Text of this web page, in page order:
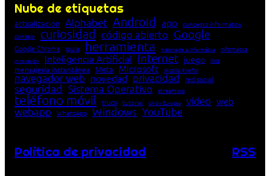
Nube de etiquetas
actualización Alphabet Android app concepto informático
consejo
curiosidad código abierto Google
Google Chrome guía herramienta historia de la Informática Informática
innovación Inteligencia Artificial Internet juego lista
mensajería instantánea Meta Microsoft Mozilla Firefox
navegador web novedad privacidad red social
seguridad Sistema Operativo streaming
teléfono móvil truco tutorial Unión Europea vídeo web
webapp WhatsApp Windows YouTube
Política de privacidad RSS